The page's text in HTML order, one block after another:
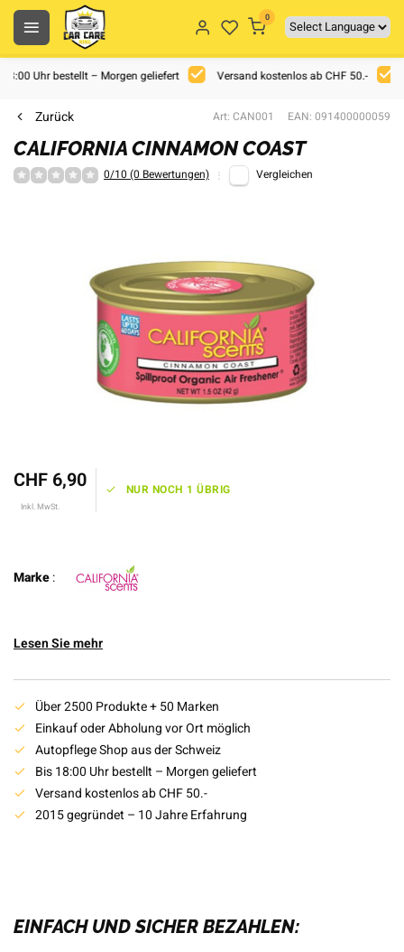
0
Uhr bestellt – Morgen geliefert Versand kostenlos ab CHF 50.-
Zurück Art: CAN001 EAN: 091400000059
CALIFORNIA CINNAMON COAST
0/10 (0 Bewertungen) Vergleichen
CHF 6,90
Inkl. MwSt.
NUR NOCH 1 ÜBRIG
Marke:
Lesen Sie mehr
Über 2500 Produkte + 50 Marken
Einkauf oder Abholung vor Ort möglich
Autopflege Shop aus der Schweiz
Bis 18:00 Uhr bestellt – Morgen geliefert
Versand kostenlos ab CHF 50.-
2015 gegründet – 10 Jahre Erfahrung
EINFACH UND SICHER BEZAHLEN: